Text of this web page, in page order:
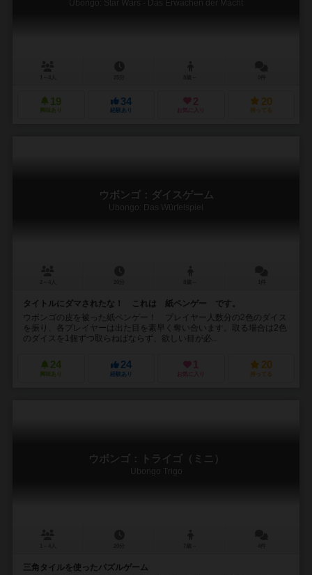
Ubongo: Star Wars - Das Erwachen der Macht
19
興味あり
34
経験あり
2
お気に入り
20
持ってる
ウボンゴ：ダイスゲーム
Ubongo: Das Würfelspiel
タイトルにダマされたな！ これは 紙ペンゲー です。
ウボンゴの皮を被った紙ペンゲー！ プレイヤー人数分の2色のダイス
を振り、各プレイヤーは出た目を素早く奪い合います。取る場合は2色
のダイスを1個ずつ取らねばならず、欲しい目が必...
24
興味あり
24
経験あり
1
お気に入り
20
持ってる
ウボンゴ：トライゴ（ミニ）
Ubongo Trigo
三角タイルを使ったパズルゲーム